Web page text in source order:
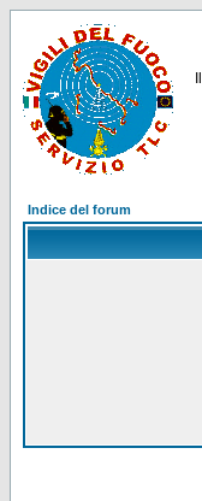
Indice del forum